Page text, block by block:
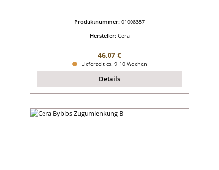
Produktnummer: 01008357
Hersteller: Cera
Regulärer Preis:
46,07 €
Lieferzeit ca. 9-10 Wochen
Details